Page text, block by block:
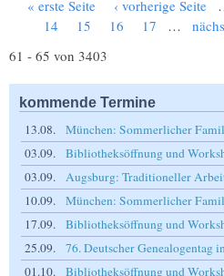
Seiten
« erste Seite ‹ vorherige Seite
14 15 16 17 …
61 - 65 von 3403
kommende Termine
13.08.
München: Sommerlicher
03.09.
Bibliotheksöffnung und
03.09.
Augsburg: Traditioneller
10.09.
München: Sommerlicher
17.09.
Bibliotheksöffnung und
25.09.
76. Deutscher Genealogentag
01.10.
Bibliotheksöffnung und